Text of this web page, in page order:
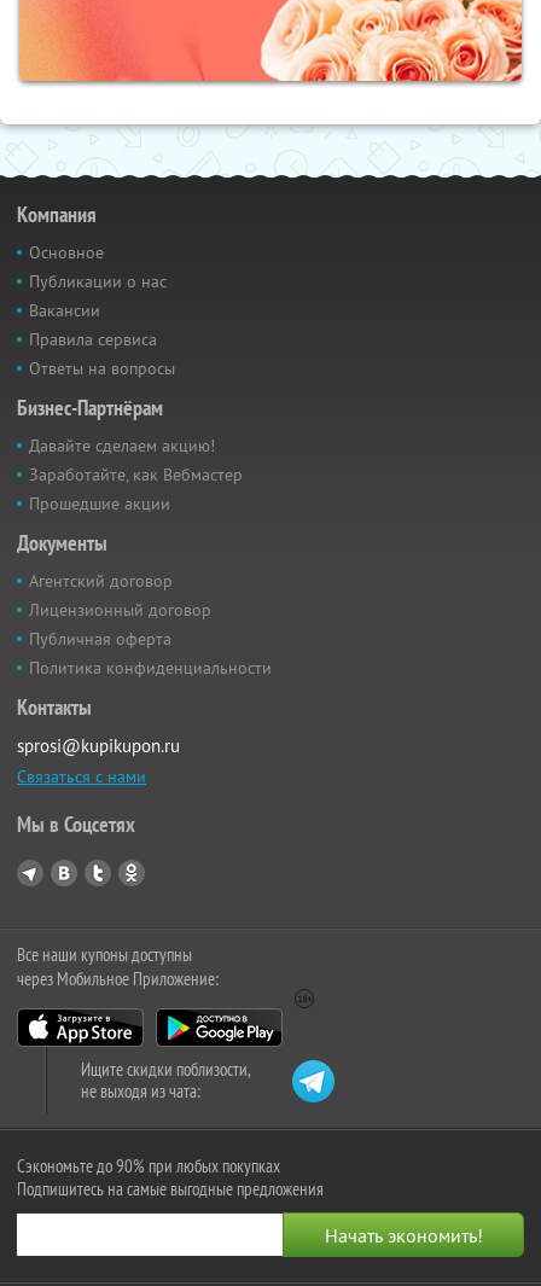
Компания
Основное
Публикации о нас
Вакансии
Правила сервиса
Ответы на вопросы
Бизнес-Партнёрам
Давайте сделаем акцию!
Заработайте, как Вебмастер
Прошедшие акции
Документы
Агентский договор
Лицензионный договор
Публичная оферта
Политика конфиденциальности
Контакты
sprosi@kupikupon.ru
Связаться с нами
Мы в Соцсетях
Все наши купоны доступны
через Мобильное Приложение:
Ищите скидки поблизости,
не выходя из чата:
Сэкономьте до 90% при любых покупках
Подпишитесь на самые выгодные предложения